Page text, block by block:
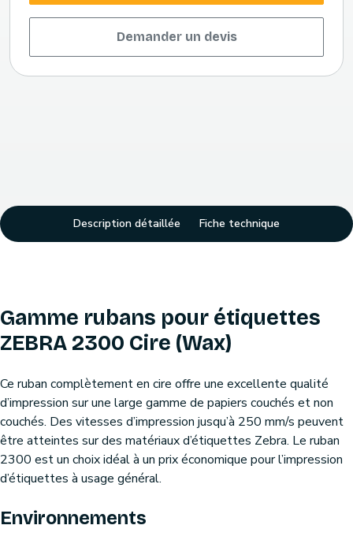
Demander un devis
Description détaillée Fiche technique
Gamme rubans pour étiquettes
ZEBRA 2300 Cire (Wax)
Ce ruban complètement en cire offre une excellente qualité
d’impression sur une large gamme de papiers couchés et non
couchés. Des vitesses d’impression jusqu’à 250 mm/s peuvent
être atteintes sur des matériaux d’étiquettes Zebra. Le ruban
2300 est un choix idéal à un prix économique pour l’impression
d’étiquettes à usage général.
Environnements